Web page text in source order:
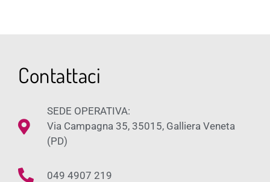
Contattaci
SEDE OPERATIVA:
Via Campagna 35, 35015, Galliera Veneta
(PD)
049 4907 219